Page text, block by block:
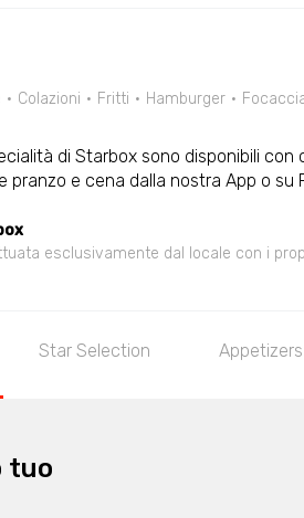
Colazioni Fritti Hamburger
di Starbox sono disponibili
pranzo e cena dalla nostra App o su
esclusivamente dal locale con i
Star Selection Appetizers
tuo